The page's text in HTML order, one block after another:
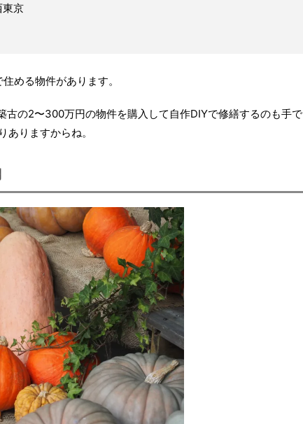
東京
める物件があります。
古の2〜300万円の物件を購入して自作DIYで修繕するのも手で
ありますからね。